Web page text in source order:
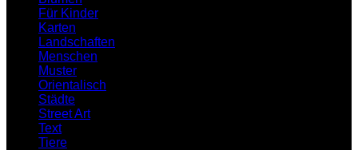
Für Kinder
Karten
Landschaften
Menschen
Muster
Orientalisch
Städte
Street Art
Text
Tiere